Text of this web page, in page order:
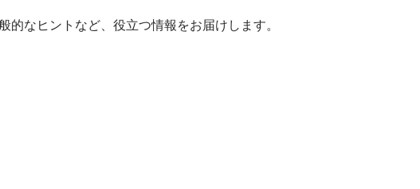
なヒントなど、役立つ情報をお届けします。